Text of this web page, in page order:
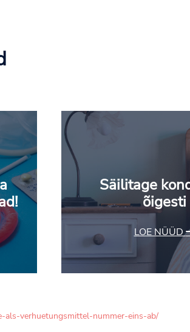
Säilitage
õigesti
LOE NÜÜD
als-verhuetungsmittel-nummer-eins-ab/